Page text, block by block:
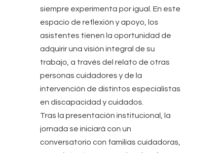
siempre experimenta por igual. En este
espacio de reflexión y apoyo, los
asistentes tienen la oportunidad de
adquirir una visión integral de su
trabajo, a través del relato de otras
personas cuidadores y de la
intervención de distintos especialistas
en discapacidad y cuidados.
Tras la presentación institucional, la
jornada se iniciará con un
conversatorio con familias cuidadoras,